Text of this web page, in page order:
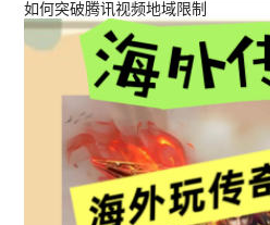
如何突破腾讯视频地域限制